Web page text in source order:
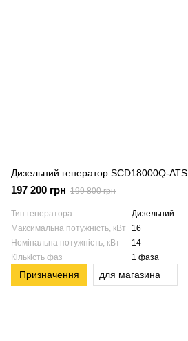
Дизельний генератор SCD18000Q-ATS
197 200 грн 199 800 грн
Тип генератора
Дизельний
Максимальна потужність, кВт
16
Номінальна потужність, кВт
14
Кількість фаз
1 фаза
Призначення для магазина